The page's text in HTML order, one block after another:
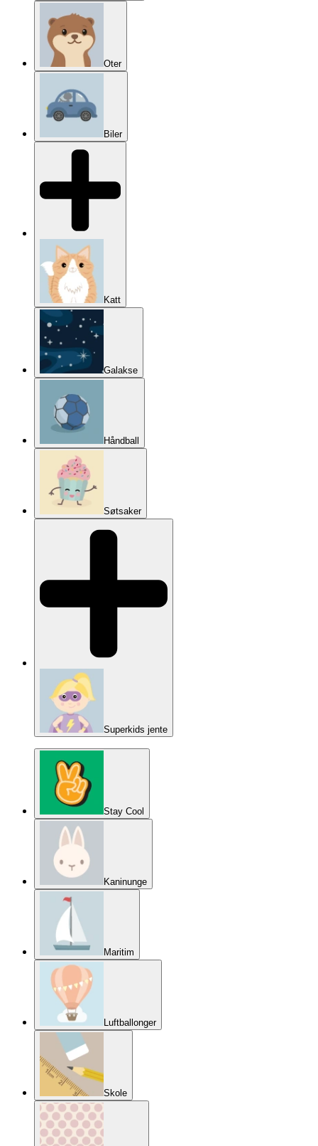
Oter
Biler
Katt
Galakse
Håndball
Søtsaker
Superkids jente
Stay Cool
Kaninunge
Maritim
Luftballonger
Skole